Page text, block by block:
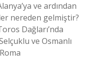
ve ardından
nereden gelmiştir?
Dağları’nda
ve Osmanlı